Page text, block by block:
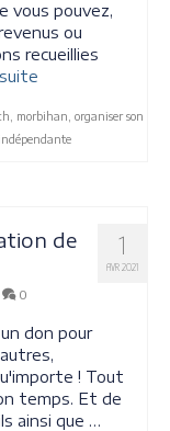
vous pouvez,
ou
recueillies
morbihan organiser son
1
AVR 2021
de
0
don pour
! Tout
temps. Et de
ainsi que …